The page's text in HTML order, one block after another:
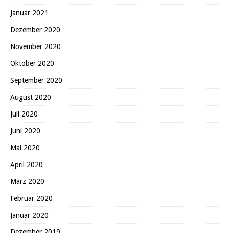
Januar 2021
Dezember 2020
November 2020
Oktober 2020
September 2020
August 2020
Juli 2020
Juni 2020
Mai 2020
April 2020
März 2020
Februar 2020
Januar 2020